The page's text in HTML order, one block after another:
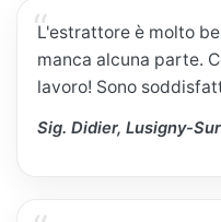
L'estrattore è molto
manca alcuna parte.
lavoro! Sono
Sig. Didier, Lusigny-